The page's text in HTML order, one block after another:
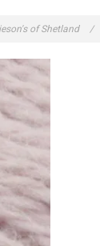
of Shetland /